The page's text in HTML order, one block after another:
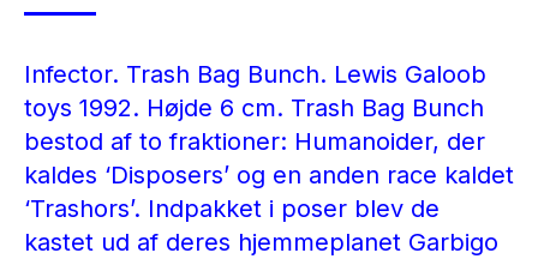
Infector. Trash Bag Bunch. Lewis Galoob
toys 1992. Højde 6 cm. Trash Bag Bunch
bestod af to fraktioner: Humanoider, der
kaldes ‘Disposers’ og en anden race kaldet
‘Trashors’. Indpakket i poser blev de
kastet ud af deres hjemmeplanet Garbigo